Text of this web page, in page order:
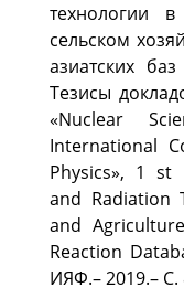
технологии
сельском
азиатских
Тезисы
«Nuclear
International
Physics», 1 st
and Radiation
and
Reaction
ИЯФ.– 2019.– С.